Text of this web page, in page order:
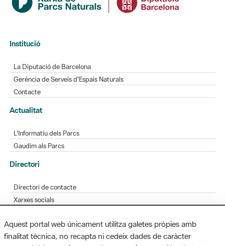
Institució
La Diputació de Barcelona
Gerència de Serveis d'Espais Naturals
Contacte
Actualitat
L'Informatiu dels Parcs
Gaudim als Parcs
Directori
Directori de contacte
Xarxes socials
Bústia de suggeriments
Opineu sobre els parcs
Aquest portal web únicament utilitza galetes pròpies amb
finalitat tècnica, no recapta ni cedeix dades de caràcter